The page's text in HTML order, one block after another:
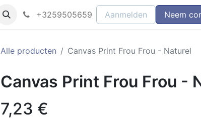
+3259505659 Aanmelden Neem
Alle producten Canvas Print Frou Frou - Naturel
Canvas Print Frou Frou -
7,23 €